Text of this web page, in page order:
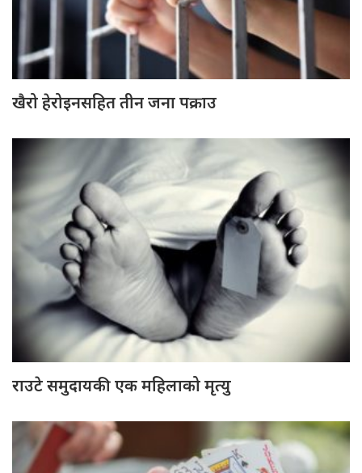
खैरो हेरोइनसहित तीन जना पक्राउ
राउटे समुदायकी एक महिलाको मृत्यु